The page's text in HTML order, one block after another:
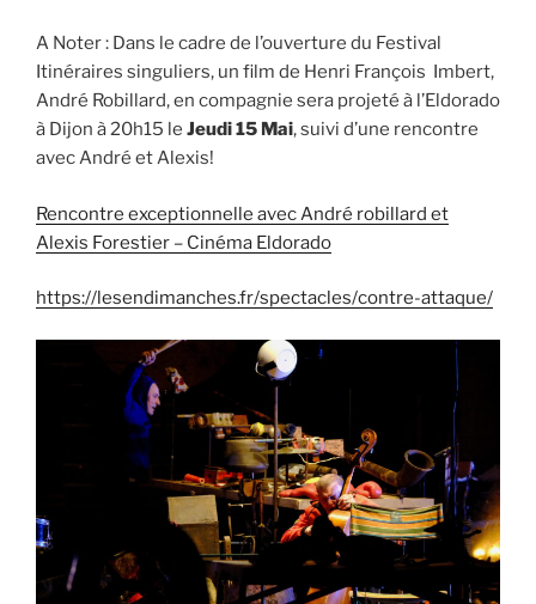
A Noter : Dans le cadre de l’ouverture du Festival
Itinéraires singuliers, un film de Henri François Imbert,
André Robillard, en compagnie sera projeté à l’Eldorado
à Dijon à 20h15 le Jeudi 15 Mai, suivi d’une rencontre
avec André et Alexis!
Rencontre exceptionnelle avec André robillard et
Alexis Forestier – Cinéma Eldorado
https://lesendimanches.fr/spectacles/contre-attaque/